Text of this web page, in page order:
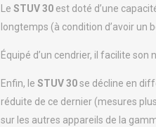
Le STUV30est doté d’une
longtemps (à condition d’avoir un
Équipé d’un cendrier, il facilite son
Enfin, le STUV30se décline en
réduite de ce dernier (mesures
sur les autres appareils de la